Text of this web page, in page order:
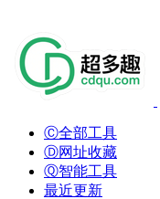
Ⓒ全部工具
Ⓓ网址收藏
Ⓠ智能工具
最近更新